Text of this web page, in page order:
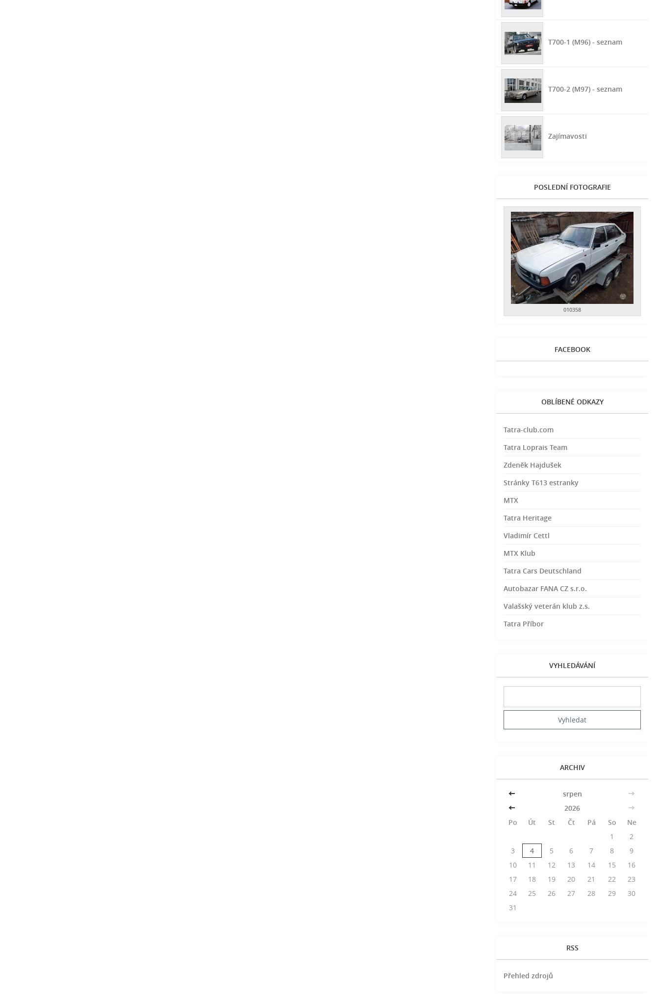
T700-1 (M96) - seznam
T700-2 (M97) - seznam
Zajímavosti
POSLEDNÍ FOTOGRAFIE
010358
FACEBOOK
OBLÍBENÉ ODKAZY
Tatra-club.com
Tatra Loprais Team
Zdeněk Hajdušek
Stránky T613 estranky
MTX
Tatra Heritage
Vladimír Cettl
MTX Klub
Tatra Cars Deutschland
Autobazar FANA CZ s.r.o.
Valašský veterán klub z.s.
Tatra Příbor
VYHLEDÁVÁNÍ
ARCHIV
<< srpen
>>
<<
2026
>>
Po
Út St Čt Pá So
Ne
1
2
3
4 5 6 7 8
9
10
11 12 13 14 15
16
17
18 19 20 21 22
23
24
25 26 27 28 29
30
31
RSS
Přehled zdrojů